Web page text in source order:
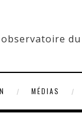
MÉDIAS